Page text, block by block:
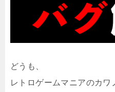
どうも、
レトロゲームマニアのカワ